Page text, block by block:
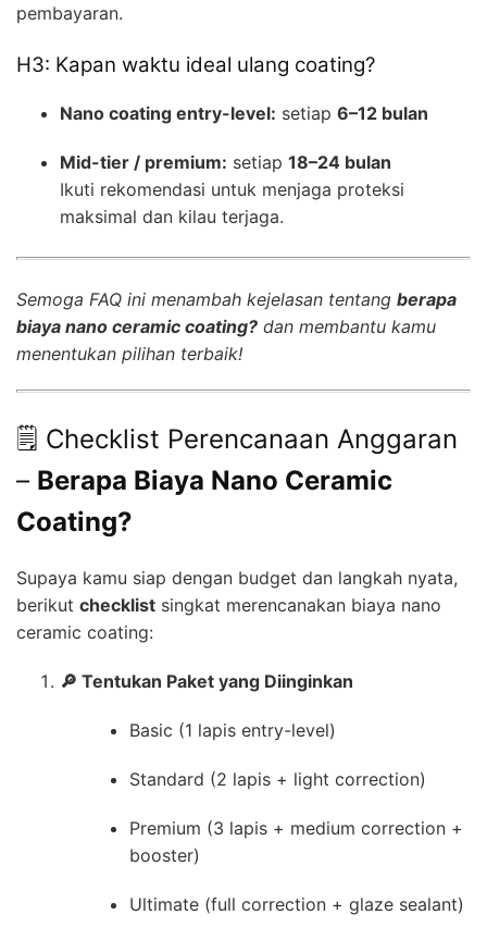
pembayaran.
H3: Kapan waktu ideal ulang coating?
Nano coating entry-level: setiap 6–12 bulan
Mid-tier / premium: setiap 18–24 bulan
Ikuti rekomendasi untuk menjaga proteksi
maksimal dan kilau terjaga.
Semoga FAQ ini menambah kejelasan tentang berapa
biaya nano ceramic coating? dan membantu kamu
menentukan pilihan terbaik!
🗒️ Checklist Perencanaan Anggaran
– Berapa Biaya Nano Ceramic
Coating?
Supaya kamu siap dengan budget dan langkah nyata,
berikut checklist singkat merencanakan biaya nano
ceramic coating:
🔎 Tentukan Paket yang Diinginkan
Basic (1 lapis entry-level)
Standard (2 lapis + light correction)
Premium (3 lapis + medium correction +
booster)
Ultimate (full correction + glaze sealant)